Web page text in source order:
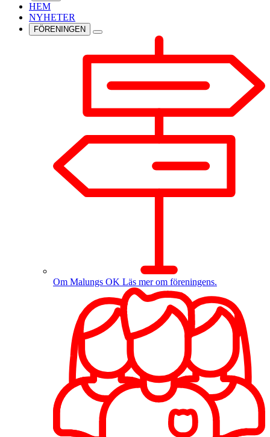
HEM
NYHETER
FÖRENINGEN
Om Malungs OK Läs mer om föreningens.